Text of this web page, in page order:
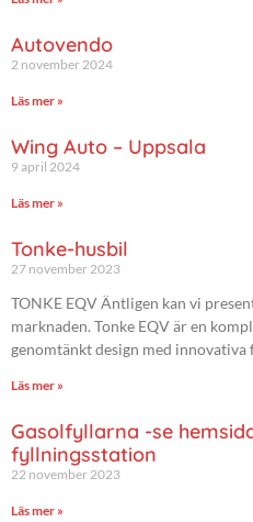
Autovendo
2 november 2024
Läs mer »
Wing Auto – Uppsala
9 april 2024
Läs mer »
Tonke-husbil
27 november 2023
TONKE EQV Äntligen kan vi
marknaden. Tonke EQV är en
genomtänkt design med
Läs mer »
Gasolfyllarna -se
fyllningsstation
22 november 2023
Läs mer »